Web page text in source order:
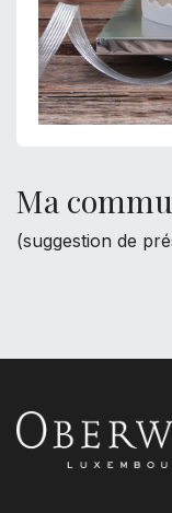
Ma
(suggestion de